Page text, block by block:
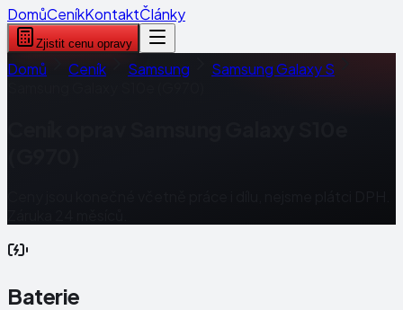
DomůCeníkKontaktČlánky
Zjistit cenu opravy
Domů Ceník Samsung
Samsung Galaxy S
Baterie